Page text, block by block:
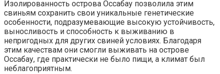
Изолированность острова Оссабау позволила этим
свиньям сохранить свои уникальные генетические
особенности, подразумевающие высокую устойчивость,
выносливость и способность к выживанию в
непригодных для других свиней условиях. Благодаря
этим качествам они смогли выживать на острове
Оссабау, где практически не было пищи, а климат был
неблагоприятным.